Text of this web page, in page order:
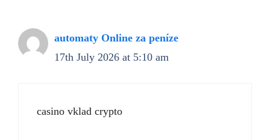
automaty Online za peníze
17th July 2026 at 5:10 am
casino vklad crypto